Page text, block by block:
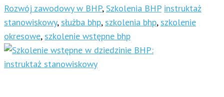
Rozwój zawodowy w BHP, Szkolenia BHP instruktaż
stanowiskowy, służba bhp, szkolenia bhp, szkolenie
okresowe, szkolenie wstępne bhp